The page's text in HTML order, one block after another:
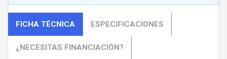
FICHA TÉCNICA ESPECIFICACIONES
¿NECESITAS FINANCIACIÓN?